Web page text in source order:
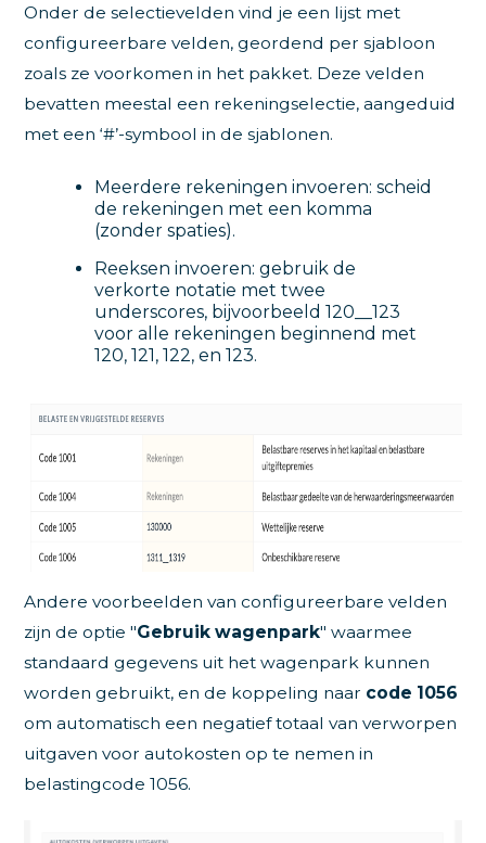
Onder de selectievelden vind je een lijst met
configureerbare velden, geordend per sjabloon
zoals ze voorkomen in het pakket. Deze velden
bevatten meestal een rekeningselectie, aangeduid
met een ‘#’-symbool in de sjablonen.
Meerdere rekeningen invoeren: scheid
de rekeningen met een komma
(zonder spaties).
Reeksen invoeren: gebruik de
verkorte notatie met twee
underscores, bijvoorbeeld 120__123
voor alle rekeningen beginnend met
120, 121, 122, en 123.
Andere voorbeelden van configureerbare velden
zijn de optie "Gebruik wagenpark" waarmee
standaard gegevens uit het wagenpark kunnen
worden gebruikt, en de koppeling naar code 1056
om automatisch een negatief totaal van verworpen
uitgaven voor autokosten op te nemen in
belastingcode 1056.